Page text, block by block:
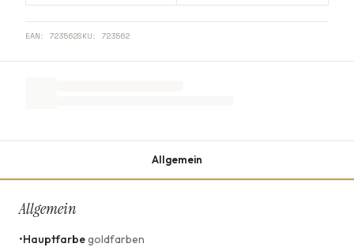
EAN: 723562SKU: 723562
Allgemein
Allgemein
•Hauptfarbegoldfarben